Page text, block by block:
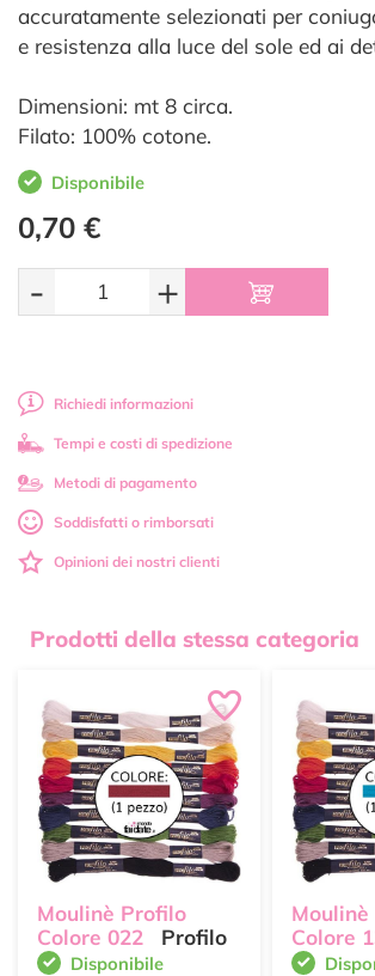
accuratamente selezionati per
e resistenza alla luce del sole ed ai
Dimensioni: mt 8 circa.
Filato: 100% cotone.
Disponibile
0,70 €
- +
Richiedi informazioni
Tempi e costi di spedizione
Metodi di pagamento
Soddisfatti o rimborsati
Opinioni dei nostri clienti
Prodotti della stessa categoria
Moulinè Profilo
Colore 022
Profilo
Disponibile
Colore